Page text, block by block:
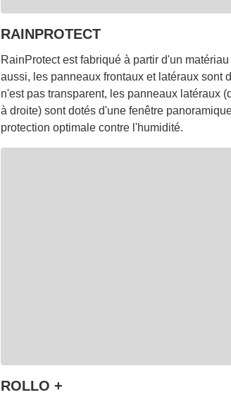
RAINPROTECT
RainProtect est fabriqué à partir d'un
aussi, les panneaux frontaux et latéraux sont
n'est pas transparent, les panneaux latéraux
à droite) sont dotés d'une fenêtre
protection optimale contre l'humidité.
ROLLO +